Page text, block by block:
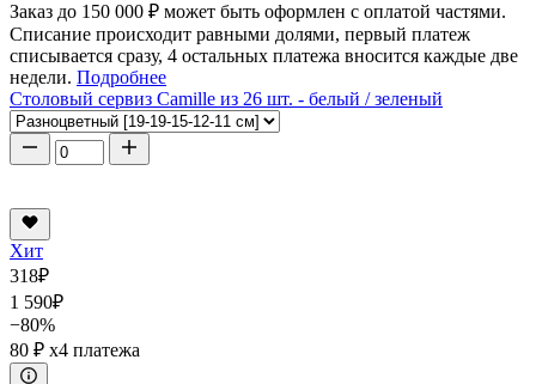
Заказ до 150 000 ₽ может быть оформлен с оплатой частями.
Списание происходит равными долями, первый платеж
списывается сразу, 4 остальных платежа вносится каждые две
недели. Подробнее
Столовый сервиз Camille из 26 шт. - белый / зеленый
Хит
318₽
1 590₽
−80%
80 ₽ x4 платежа